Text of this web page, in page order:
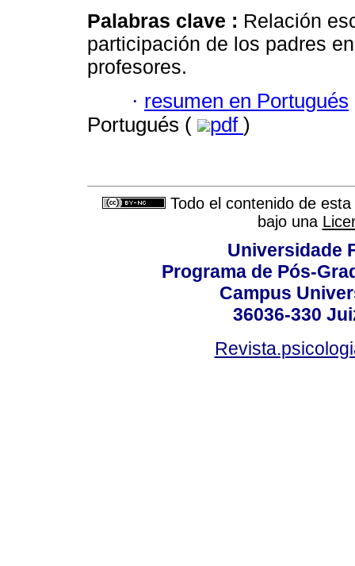
Palabras clave : Relación
participación de los padres
profesores.
· resumen en Portugués
Portugués (
pdf )
Todo el contenido de
bajo una
Universidade
Programa de Pós-
Campus
36036-330